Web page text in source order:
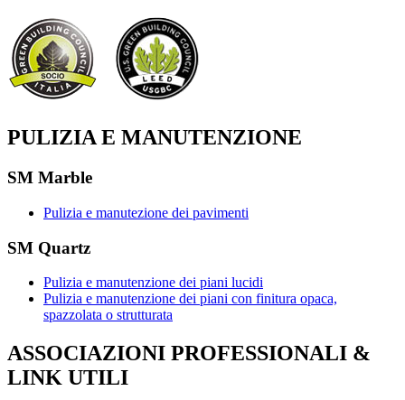
PULIZIA E MANUTENZIONE
SM Marble
Pulizia e manutezione dei pavimenti
SM Quartz
Pulizia e manutenzione dei piani lucidi
Pulizia e manutenzione dei piani con finitura opaca,
spazzolata o strutturata
ASSOCIAZIONI PROFESSIONALI &
LINK UTILI